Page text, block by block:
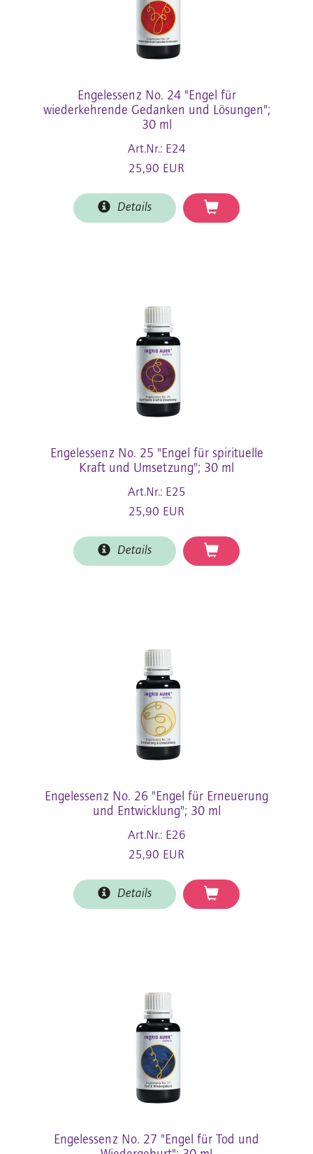
Engelessenz No. 24 "Engel für
wiederkehrende Gedanken und Lösungen";
30 ml
Art.Nr.: E24
25,90 EUR
Details
Engelessenz No. 25 "Engel für spirituelle
Kraft und Umsetzung"; 30 ml
Art.Nr.: E25
25,90 EUR
Details
Engelessenz No. 26 "Engel für Erneuerung
und Entwicklung"; 30 ml
Art.Nr.: E26
25,90 EUR
Details
Engelessenz No. 27 "Engel für Tod und